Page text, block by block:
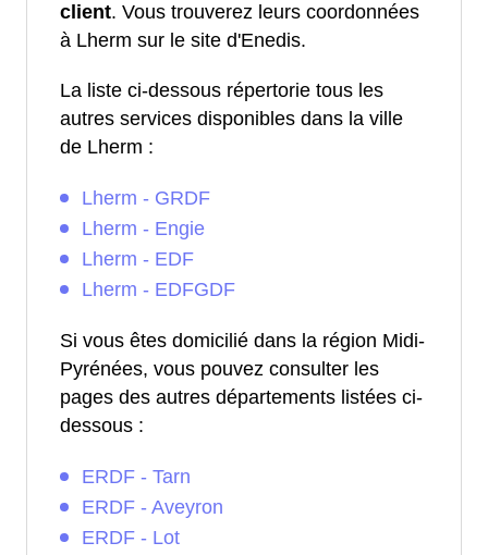
client. Vous trouverez leurs coordonnées
à Lherm sur le site d'Enedis.
La liste ci-dessous répertorie tous les
autres services disponibles dans la ville
de Lherm :
Lherm - GRDF
Lherm - Engie
Lherm - EDF
Lherm - EDFGDF
Si vous êtes domicilié dans la région Midi-
Pyrénées, vous pouvez consulter les
pages des autres départements listées ci-
dessous :
ERDF - Tarn
ERDF - Aveyron
ERDF - Lot